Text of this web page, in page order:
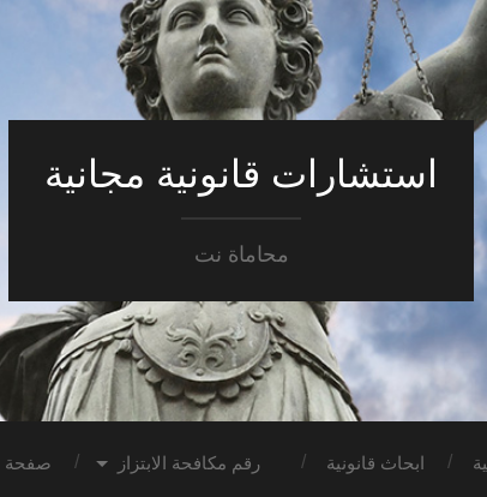
استشارات قانونية مجانية
محاماة نت
ابحاث قانونية رقم مكافحة الابتزاز صفحة